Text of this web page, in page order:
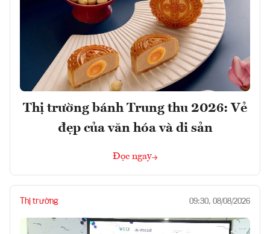
Thị trường bánh Trung thu 2026: Vẻ
đẹp của văn hóa và di sản
Đọc ngay
Thị trường 09:30, 08/08/2026